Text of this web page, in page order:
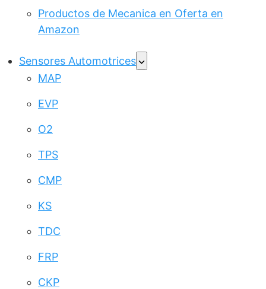
Productos de Mecanica en Oferta en
Amazon
Sensores Automotrices
MAP
EVP
O2
TPS
CMP
KS
TDC
FRP
CKP